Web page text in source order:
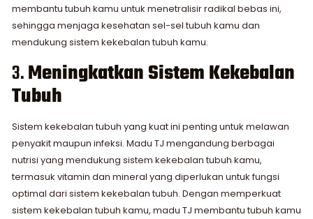
membantu tubuh kamu untuk menetralisir radikal bebas ini,
sehingga menjaga kesehatan sel-sel tubuh kamu dan
mendukung sistem kekebalan tubuh kamu.
3.Meningkatkan Sistem Kekebalan
Tubuh
Sistem kekebalan tubuh yang kuat ini penting untuk melawan
penyakit maupun infeksi. Madu TJ mengandung berbagai
nutrisi yang mendukung sistem kekebalan tubuh kamu,
termasuk vitamin dan mineral yang diperlukan untuk fungsi
optimal dari sistem kekebalan tubuh. Dengan memperkuat
sistem kekebalan tubuh kamu, madu TJ membantu tubuh kamu